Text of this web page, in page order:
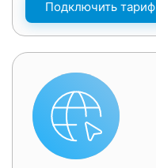
Подключить тариф